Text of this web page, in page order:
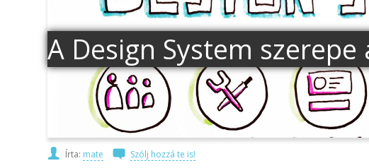
A Design System
Írta: mate Szólj hozzá te is!